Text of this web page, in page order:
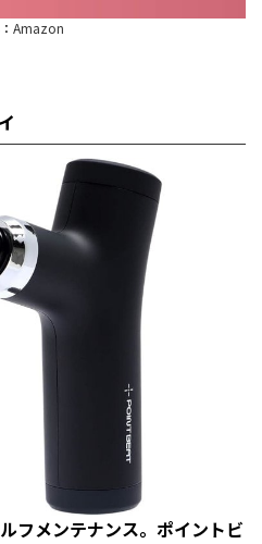
Amazon
フメンテナンス。ポイントビ